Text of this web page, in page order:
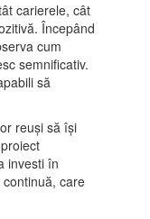
carierele, cât
Începând
cum
semnificativ.
să
reuși să își
investi în
care